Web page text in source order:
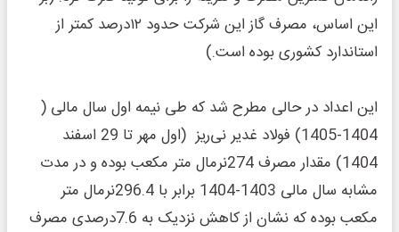
این اساس، مصرف گاز این شرکت حدود ۱۲درصد کمتر از
استاندارد کشوری بوده است.)
این اعداد در حالی مطرح شد که طی نیمه اول سال مالی (
1404-1405) فولاد غدیر نی‌ریز (اول مهر تا 29 اسفند
1404) مقدار مصرف 274نرمال متر مکعب بوده و در مدت
مشابه سال مالی 1403-1404 برابر با 296.4نرمال متر
مکعب بوده که نشان از کاهش نزدیک به 7.6درصدی مصرف